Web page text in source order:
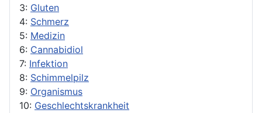
3: Gluten
4: Schmerz
5: Medizin
6: Cannabidiol
7: Infektion
8: Schimmelpilz
9: Organismus
10: Geschlechtskrankheit